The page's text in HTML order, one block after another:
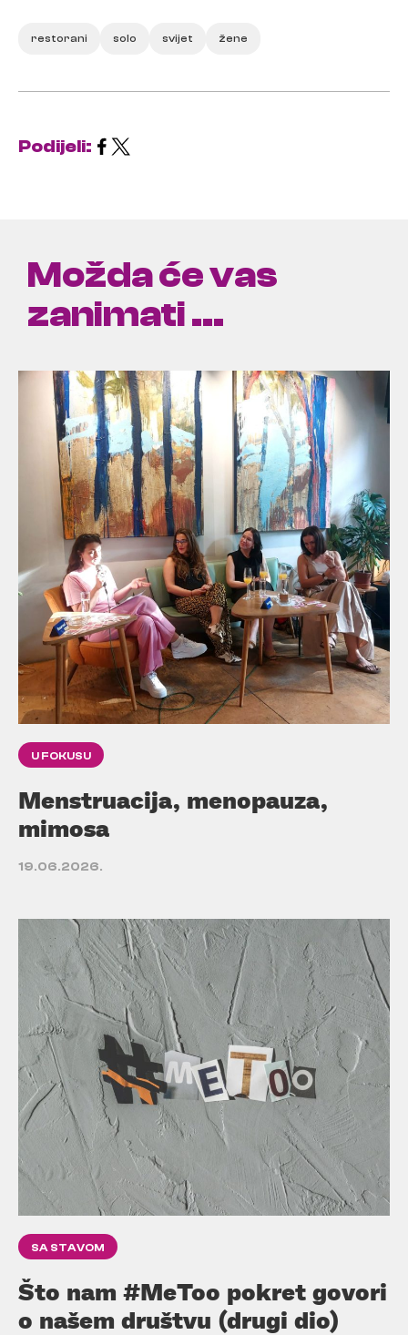
restorani solo svijet žene
Podijeli:
Možda će vas
zanimati ...
U FOKUSU
Menstruacija, menopauza,
mimosa
19.06.2026.
SA STAVOM
Što nam #MeToo pokret govori
o našem društvu (drugi dio)